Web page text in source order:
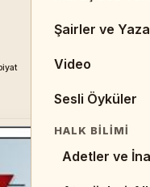
Kitaplar
Şairler ve
Video
Sesli Öyküler
HALK BILIMI
Adetler ve
arşivinden